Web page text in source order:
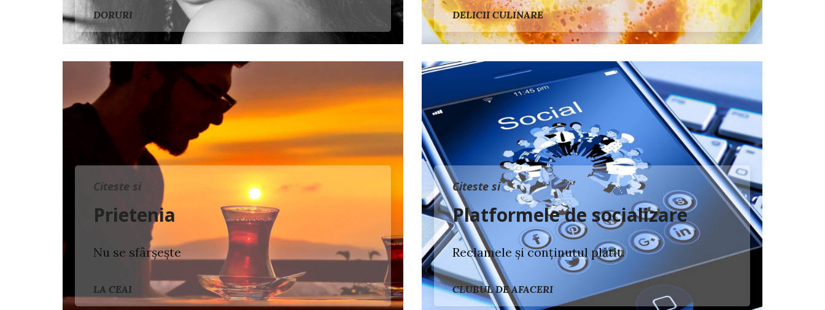
DORURI DELICII CULINARE
Citeste si
Prietenia
Nu se sfârșește
LA CEAI
Citeste si
Platformele de socializare
Reclamele și conținutul plătit.
CLUBUL DE AFACERI